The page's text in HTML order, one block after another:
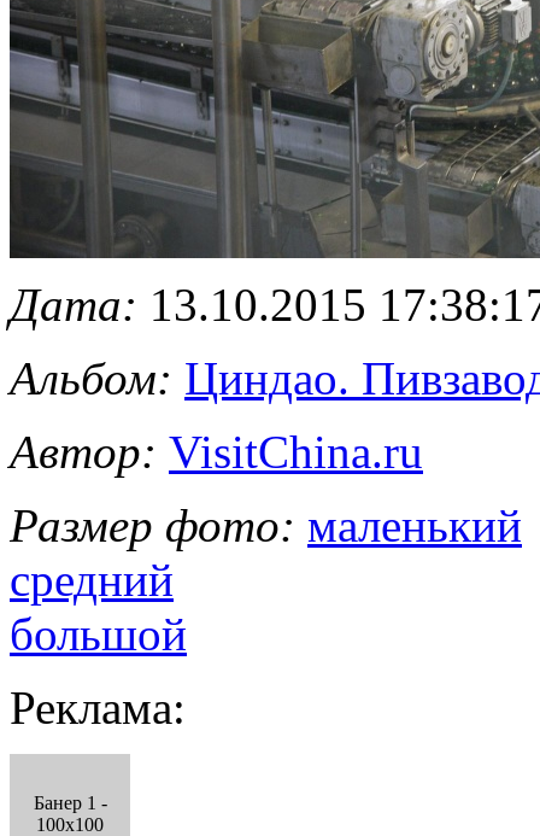
Дата: 13.10.2015
Альбом: Циндао.
Автор: VisitChina.ru
Размер фото: маленький
средний
большой
Реклама:
Банер 1 -
100x100